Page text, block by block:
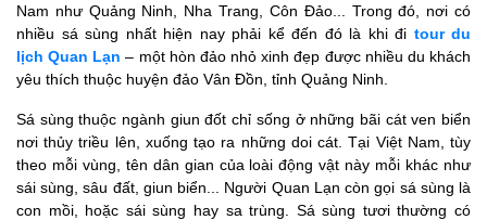
Nam như Quảng Ninh, Nha Trang, Côn Đảo... Trong đó, nơi có
nhiều sá sùng nhất hiện nay phải kể đến đó là khi đi tour du
lịch Quan Lạn – một hòn đảo nhỏ xinh đẹp được nhiều du khách
yêu thích thuộc huyện đảo Vân Đồn, tỉnh Quảng Ninh.
Sá sùng thuộc ngành giun đốt chỉ sống ở những bãi cát ven biển
nơi thủy triều lên, xuống tạo ra những doi cát. Tại Việt Nam, tùy
theo mỗi vùng, tên dân gian của loài động vật này mỗi khác như
sái sùng, sâu đất, giun biển... Người Quan Lạn còn gọi sá sùng là
con mồi, hoặc sái sùng hay sa trùng. Sá sùng tươi thường có